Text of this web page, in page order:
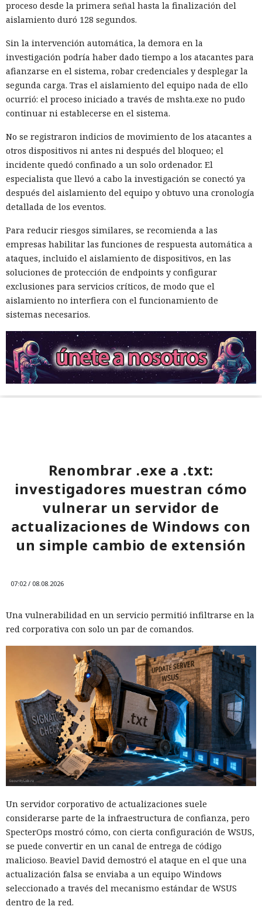
proceso desde la primera señal hasta la finalización del
aislamiento duró 128 segundos.
Sin la intervención automática, la demora en la
investigación podría haber dado tiempo a los atacantes para
afianzarse en el sistema, robar credenciales y desplegar la
segunda carga. Tras el aislamiento del equipo nada de ello
ocurrió: el proceso iniciado a través de mshta.exe no pudo
continuar ni establecerse en el sistema.
No se registraron indicios de movimiento de los atacantes a
otros dispositivos ni antes ni después del bloqueo; el
incidente quedó confinado a un solo ordenador. El
especialista que llevó a cabo la investigación se conectó ya
después del aislamiento del equipo y obtuvo una cronología
detallada de los eventos.
Para reducir riesgos similares, se recomienda a las
empresas habilitar las funciones de respuesta automática a
ataques, incluido el aislamiento de dispositivos, en las
soluciones de protección de endpoints y configurar
exclusiones para servicios críticos, de modo que el
aislamiento no interfiera con el funcionamiento de
sistemas necesarios.
Renombrar .exe a .txt:
investigadores muestran cómo
vulnerar un servidor de
actualizaciones de Windows con
un simple cambio de extensión
07:02 / 08.08.2026
Una vulnerabilidad en un servicio permitió infiltrarse en la
red corporativa con solo un par de comandos.
Un servidor corporativo de actualizaciones suele
considerarse parte de la infraestructura de confianza, pero
SpecterOps mostró cómo, con cierta configuración de WSUS,
se puede convertir en un canal de entrega de código
malicioso. Beaviel David demostró el ataque en el que una
actualización falsa se enviaba a un equipo Windows
seleccionado a través del mecanismo estándar de WSUS
dentro de la red.